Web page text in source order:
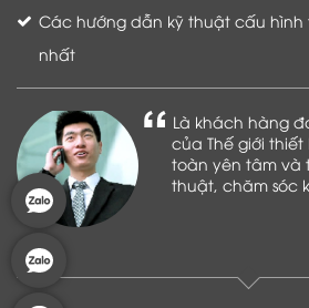
Các hướng dẫn kỹ thuật cấu hình
nhất
Là khách hàng
của Thế giới
toàn yên tâm và
thuật, chăm sóc